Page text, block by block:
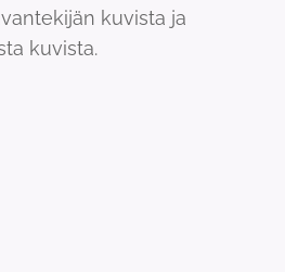
kuvista ja
kuvista.